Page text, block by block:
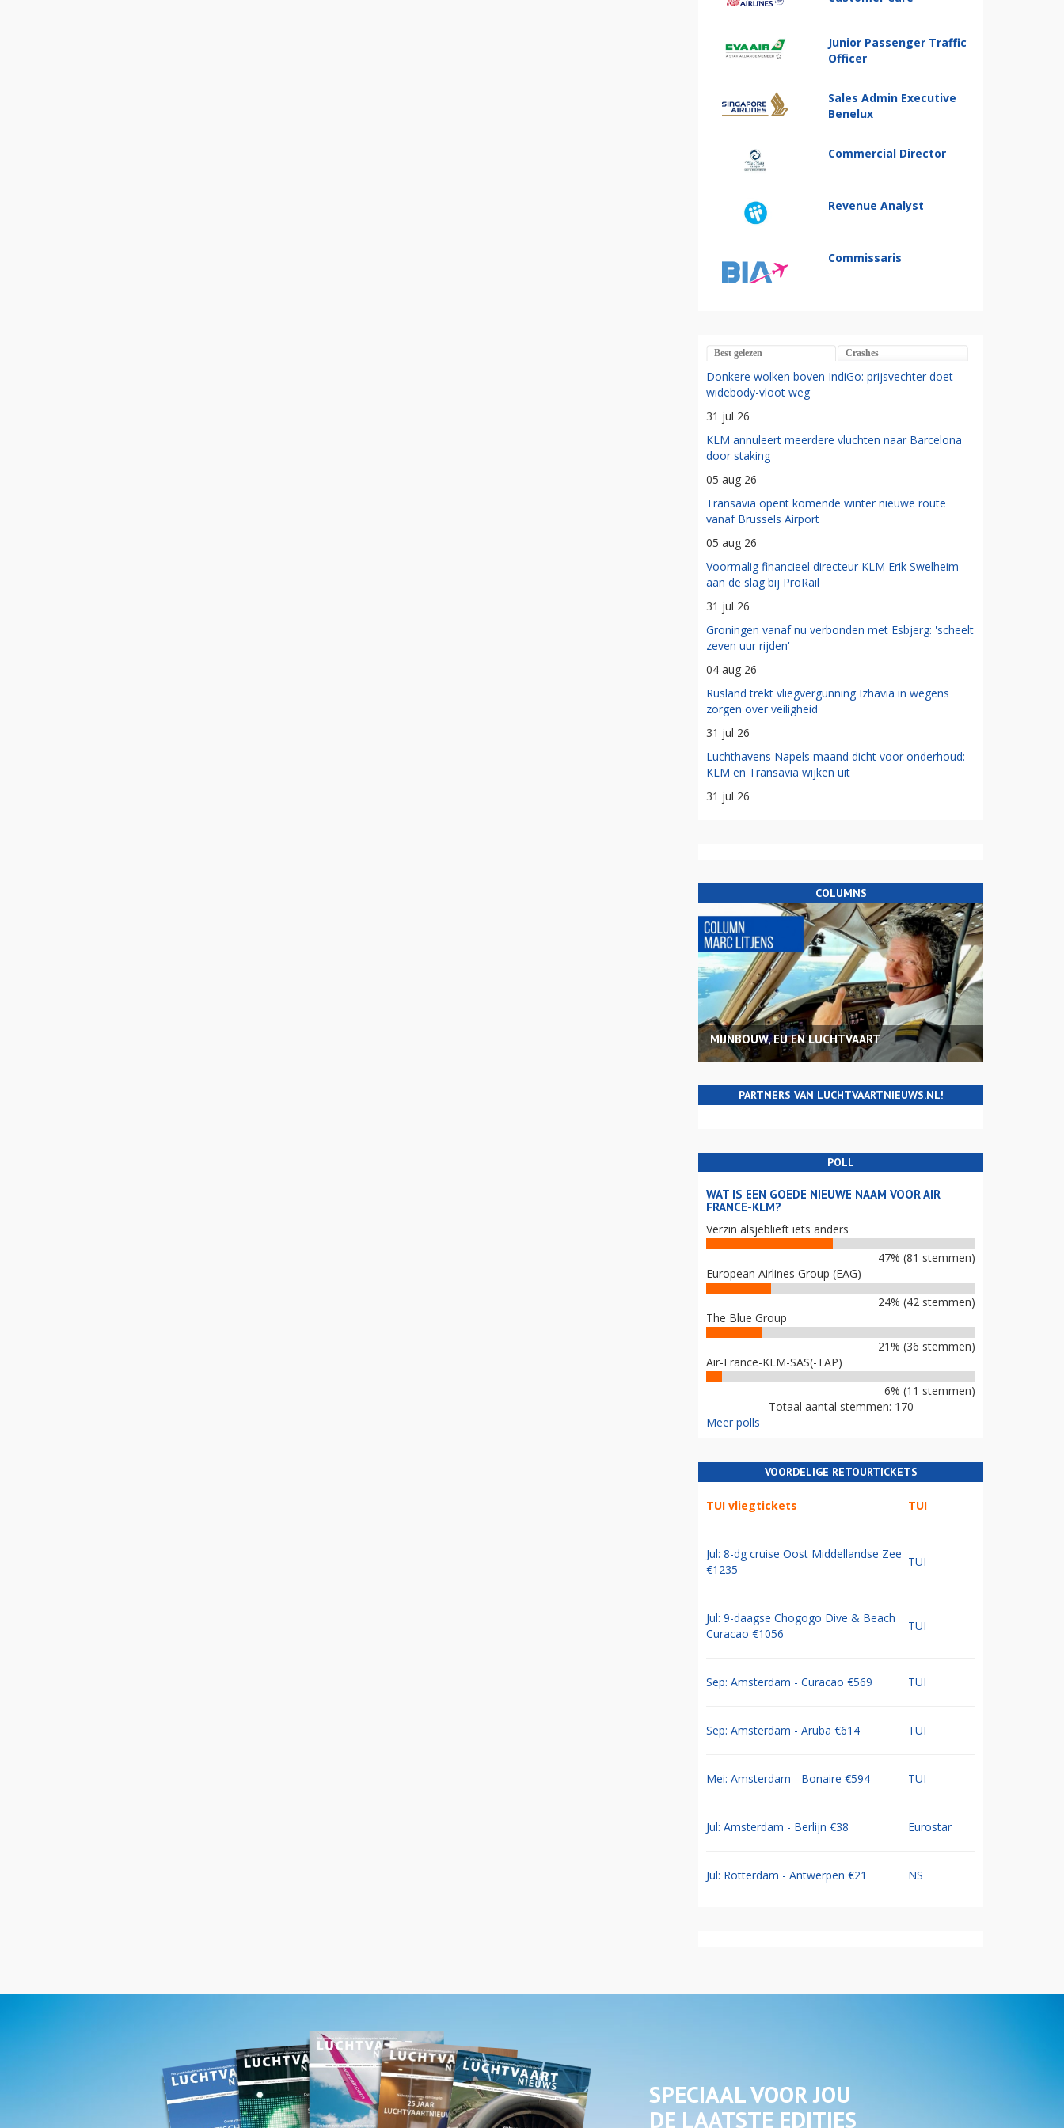
Junior Passenger Traffic
Officer
Sales Admin Executive
Benelux
Commercial Director
Revenue Analyst
Commissaris
Best gelezen Crashes
Donkere wolken boven IndiGo: prijsvechter doet
widebody-vloot weg
31 jul 26
KLM annuleert meerdere vluchten naar Barcelona
door staking
05 aug 26
Transavia opent komende winter nieuwe route
vanaf Brussels Airport
05 aug 26
Voormalig financieel directeur KLM Erik Swelheim
aan de slag bij ProRail
31 jul 26
Groningen vanaf nu verbonden met Esbjerg: 'scheelt
zeven uur rijden'
04 aug 26
Rusland trekt vliegvergunning Izhavia in wegens
zorgen over veiligheid
31 jul 26
Luchthavens Napels maand dicht voor onderhoud:
KLM en Transavia wijken uit
31 jul 26
COLUMNS
MIJNBOUW, EU EN LUCHTVAART
PARTNERS VAN LUCHTVAARTNIEUWS.NL!
POLL
WAT IS EEN GOEDE NIEUWE NAAM VOOR AIR
FRANCE-KLM?
Verzin alsjeblieft iets anders
47% (81 stemmen)
European Airlines Group (EAG)
24% (42 stemmen)
The Blue Group
21% (36 stemmen)
Air-France-KLM-SAS(-TAP)
6% (11 stemmen)
Totaal aantal stemmen: 170
Meer polls
VOORDELIGE RETOURTICKETS
TUI vliegtickets TUI
Jul: 8-dg cruise Oost Middellandse Zee
€1235
TUI
Jul: 9-daagse Chogogo Dive & Beach
Curacao €1056
TUI
Sep: Amsterdam - Curacao €569 TUI
Sep: Amsterdam - Aruba €614 TUI
Mei: Amsterdam - Bonaire €594 TUI
Jul: Amsterdam - Berlijn €38 Eurostar
Jul: Rotterdam - Antwerpen €21 NS
SPECIAAL VOOR JOU
DE LAATSTE EDITIES